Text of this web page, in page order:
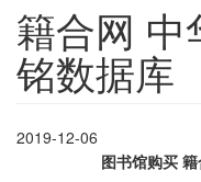
籍合网 中
铭数据库
2019-12-06
图书馆购买